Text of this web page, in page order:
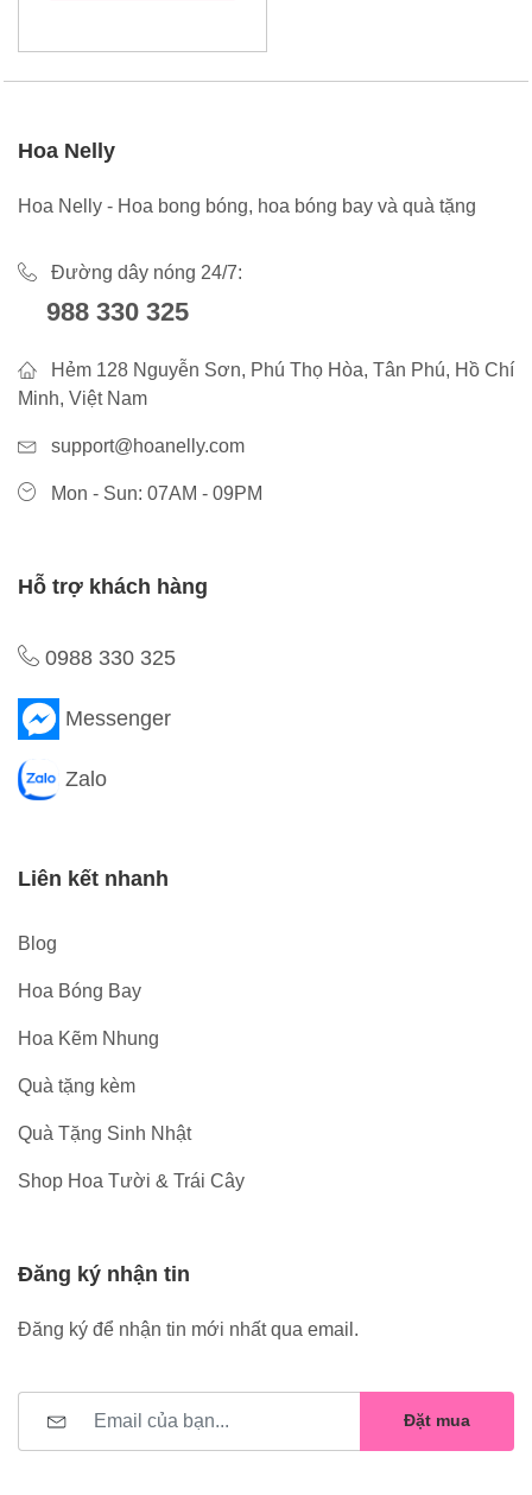
Hoa Nelly
Hoa Nelly - Hoa bong bóng, hoa bóng bay và quà tặng
Đường dây nóng 24/7:
988 330 325
Hẻm 128 Nguyễn Sơn, Phú Thọ Hòa, Tân Phú, Hồ Chí
Minh, Việt Nam
support@hoanelly.com
Mon - Sun: 07AM - 09PM
Hỗ trợ khách hàng
0988 330 325
Messenger
Zalo
Liên kết nhanh
Blog
Hoa Bóng Bay
Hoa Kẽm Nhung
Quà tặng kèm
Quà Tặng Sinh Nhật
Shop Hoa Tười & Trái Cây
Đăng ký nhận tin
Đăng ký để nhận tin mới nhất qua email.
Đặt mua